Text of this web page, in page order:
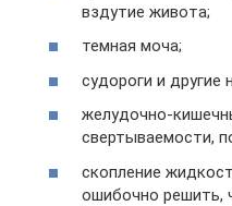
вздутие живота;
темная моча;
судороги и другие
желудочно-
свертываемости,
скопление
ошибочно решить,